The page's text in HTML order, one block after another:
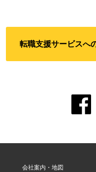
転職支援サービスへ
会社案内・地図